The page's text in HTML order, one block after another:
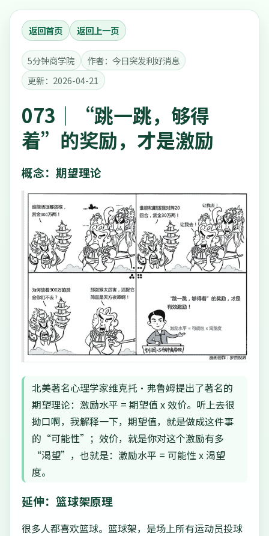
返回首页 返回上一页
5分钟商学院
作者：今日突发利好消息
更新：2026-04-21
073｜“跳一跳，够得
着”的奖励，才是激励
概念：期望理论
北美著名心理学家维克托·弗鲁姆提出了著名的
期望理论：激励水平 = 期望值 x 效价。听上去很
拗口啊，我解释一下，期望值，就是做成这件事
的“可能性”；效价，就是你对这个激励有多
“渴望”，也就是：激励水平 = 可能性 x 渴望
度。
延伸：篮球架原理
很多人都喜欢篮球。篮球架，是场上所有运动员投球